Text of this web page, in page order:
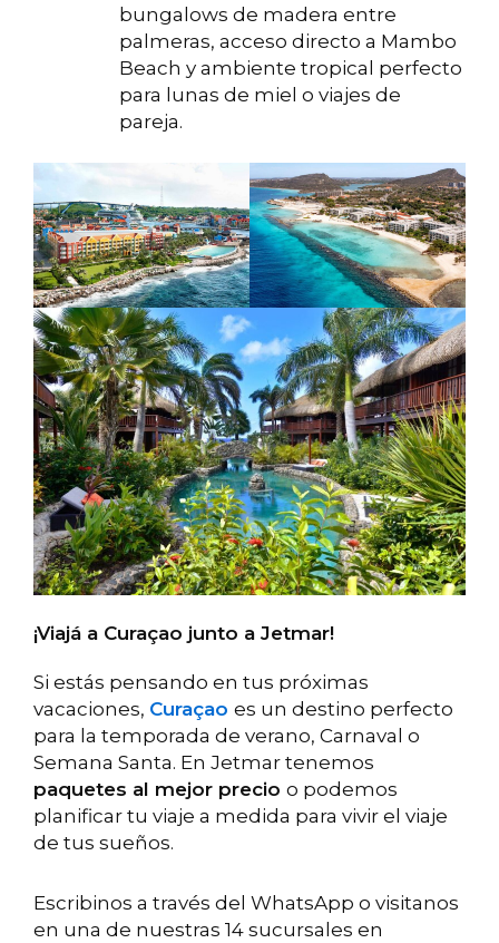
bungalows de madera entre
palmeras, acceso directo a Mambo
Beach y ambiente tropical perfecto
para lunas de miel o viajes de
pareja.
¡Viajá a Curaçao junto a Jetmar!
Si estás pensando en tus próximas
vacaciones, Curaçao es un destino perfecto
para la temporada de verano, Carnaval o
Semana Santa. En Jetmar tenemos
paquetes al mejor precio o podemos
planificar tu viaje a medida para vivir el viaje
de tus sueños.
Escribinos a través del WhatsApp o visitanos
en una de nuestras 14 sucursales en